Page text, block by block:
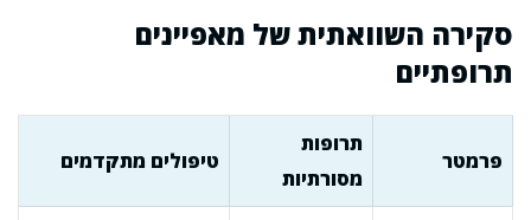
סקירה השוואתית של מאפיינים
תרופתיים
פרמטר
תרופות
מסורתיות
טיפולים מתקדמים